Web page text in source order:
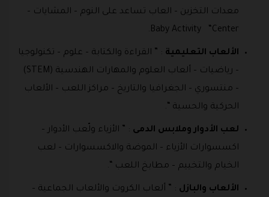
معدات التخزين – العاب تساعد على النوم – المشايات –
Baby Activity “Center.
الألعاب التعليمية : ” القراءة والكتابة – علوم – تكنولوجيا
– رياضيات – ألعاب العلوم والمهارات الهندسية (STEM)
– منتسوري – الجغرافيا والتاريخ – مراكز اللعب – الألعاب
الحركية والحسية “.
لعب الأدوار وملابس الدمى : ” الأزياء ولّعب الأدوار –
اكسسوارات الأزياء – الموضة والاكسسوارات – لعب
الخيام والتخييم – مطابخ اللعب “.
الألعاب والبازل : ” ألعاب الكروت والألعاب الجماعية –